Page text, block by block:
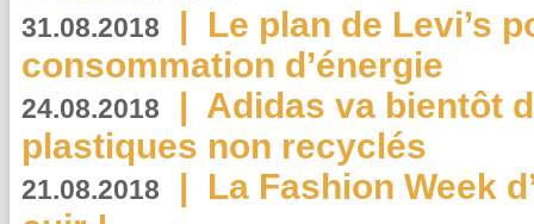
31.08.2018 | Le plan de Levi’s
consommation d’énergie
24.08.2018 | Adidas va bientôt
plastiques non recyclés
21.08.2018 | La Fashion Week